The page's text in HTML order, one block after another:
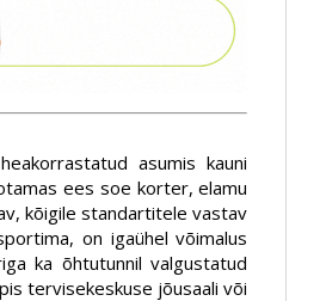
asumis kauni
ees soe korter, elamu
kõigile standartitele vastav
on igaühel võimalus
ka õhtutunnil valgustatud
tervisekeskuse jõusaali või